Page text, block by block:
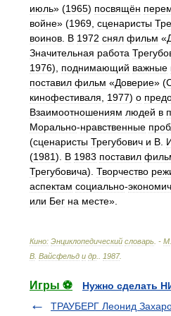
июль» (1965) посвящён
войне» (1969 сценаристы
воинов В 1972 снял фильм «
Значительная работа
1976), поднимающий важные
поставил фильм «Доверие» (
кинофестиваля
1977) о
Взаимоотношениям людей в
Морально-нравственные
(сценаристы Трегубович и В
(1981). В 1983 поставил
Трегубовича). Творчество
аспектам социально-
или Бег на месте».
Кино: Энциклопедический словарь . - М
В Вайсфельд и др 1987.
Игры ⚽
Нужно сделать
ТРАУБЕРГ Леонид